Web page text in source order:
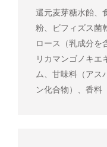
還元麦芽糖水飴、
粉、ビフィズス菌
ロース（乳成分を
リカマンゴノキエ
ム、甘味料（アス
ン化合物）、香料